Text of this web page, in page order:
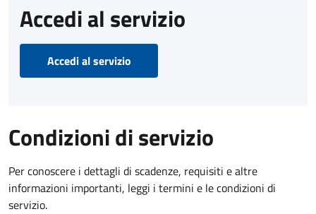
Accedi al servizio
Accedi al servizio
Condizioni di servizio
Per conoscere i dettagli di scadenze, requisiti e altre
informazioni importanti, leggi i termini e le condizioni di
servizio.